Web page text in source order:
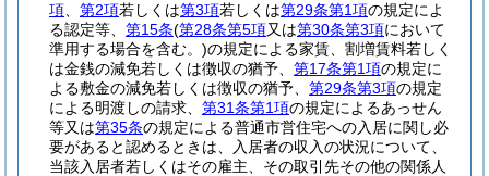
項
第2項若しくは第3項若しくは第29条第1項の規定によ
る認定等、 第15条(第28条第5項又は第30条第3項において
準用する場合を含む。)の規定による家賃、割増賃料若しく
は金銭の減免若しくは徴収の猶予、 第17条第1項の規定に
よる敷金の減免若しくは徴収の猶予、 第29条第3項の規定
による明渡しの請求、 第31条第1項の規定によるあっせん
等又は第35条の規定による普通市営住宅への入居に関し必
要があると認めるときは、入居者の収入の状況について、
当該入居者若しくはその雇主、その取引先その他の関係人